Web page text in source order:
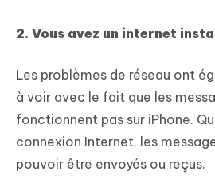
2. Vous avez un internet
Les problèmes de réseau ont
à voir avec le fait que les
fonctionnent pas sur iPhone.
connexion Internet, les
pouvoir être envoyés ou reçus.